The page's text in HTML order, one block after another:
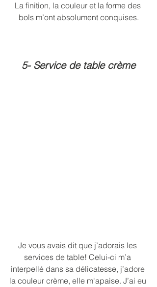
La finition, la couleur et la forme des
bols m’ont absolument conquises.
5- Service de table crème
Je vous avais dit que j’adorais les
services de table! Celui-ci m’a
interpellé dans sa délicatesse, j’adore
la couleur crème, elle m'apaise. J’ai eu